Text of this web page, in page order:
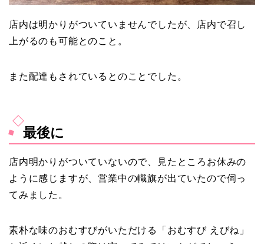
店内は明かりがついていませんでしたが、店内で召し
上がるのも可能とのこと。
また配達もされているとのことでした。
最後に
店内明かりがついていないので、見たところお休みの
ように感じますが、営業中の幟旗が出ていたので伺っ
てみました。
素朴な味のおむすびがいただける「おむすび えびね」